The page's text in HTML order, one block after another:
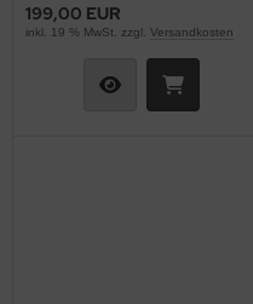
199,00 EUR
inkl. 19 % MwSt. zzgl. Versandkosten